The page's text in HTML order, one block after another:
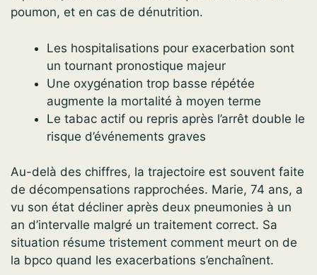
poumon, et en cas de dénutrition.
Les hospitalisations pour exacerbation sont
un tournant pronostique majeur
Une oxygénation trop basse répétée
augmente la mortalité à moyen terme
Le tabac actif ou repris après l’arrêt double le
risque d’événements graves
Au-delà des chiffres, la trajectoire est souvent faite
de décompensations rapprochées. Marie, 74 ans, a
vu son état décliner après deux pneumonies à un
an d’intervalle malgré un traitement correct. Sa
situation résume tristement comment meurt on de
la bpco quand les exacerbations s’enchaînent.